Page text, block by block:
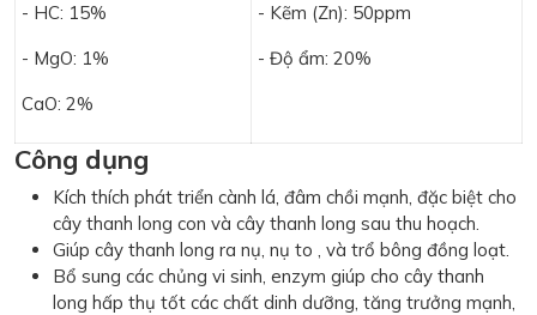
- HC: 15%
- MgO: 1%
CaO: 2%
- Kẽm (Zn): 50ppm
- Độ ẩm: 20%
Công dụng
Kích thích phát triển cành lá, đâm chồi mạnh, đặc biệt cho
cây thanh long con và cây thanh long sau thu hoạch.
Giúp cây thanh long ra nụ, nụ to , và trổ bông đồng loạt.
Bổ sung các chủng vi sinh, enzym giúp cho cây thanh
long hấp thụ tốt các chất dinh dưỡng, tăng trưởng mạnh,